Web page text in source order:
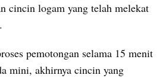
cincin logam yang telah melekat
pemotongan selama 15 menit
mini, akhirnya cincin yang